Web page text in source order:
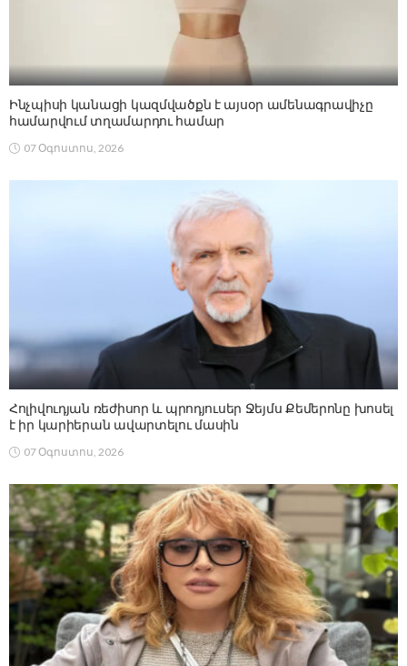
Ինչպիսի կանացի կազմվածքն է այսօր ամենագրավիչը
համարվում տղամարդու համար
07 Օգոստոս, 2026
Հոլիվուդյան ռեժիսոր և պրոդյուսեր Ջեյմս Քեմերոնը խոսել
է իր կարիերան ավարտելու մասին
07 Օգոստոս, 2026